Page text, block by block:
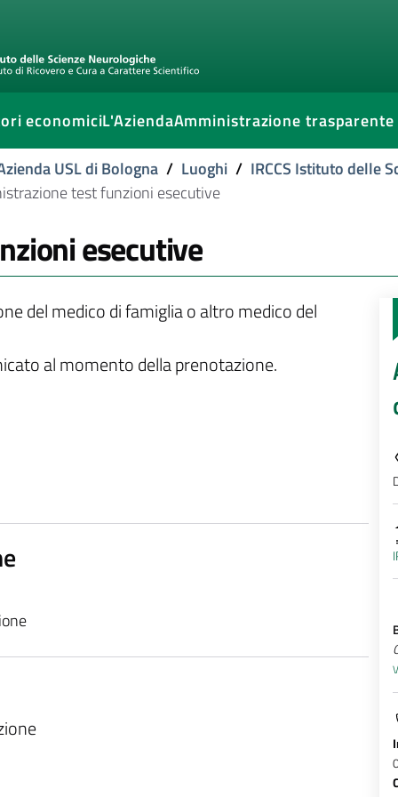
economiciL'AziendaAmministrazione trasparente
USL di Bologna / Luoghi / IRCCS Istituto delle
test funzioni esecutive
esecutive
del medico di famiglia o altro medico del
al momento della prenotazione.